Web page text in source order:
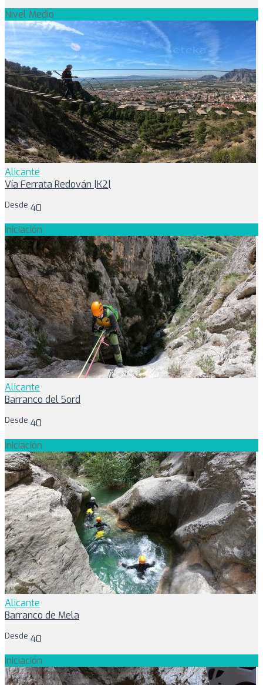
Nivel Medio
Alicante
Vía Ferrata Redován |K2|
Desde 40
Iniciación
Alicante
Barranco del Sord
Desde 40
Iniciación
Alicante
Barranco de Mela
Desde 40
Iniciación